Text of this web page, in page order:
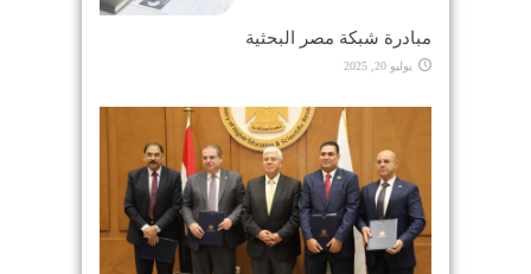
مبادرة شبكة مصر البحثية
يوليو 20, 2025